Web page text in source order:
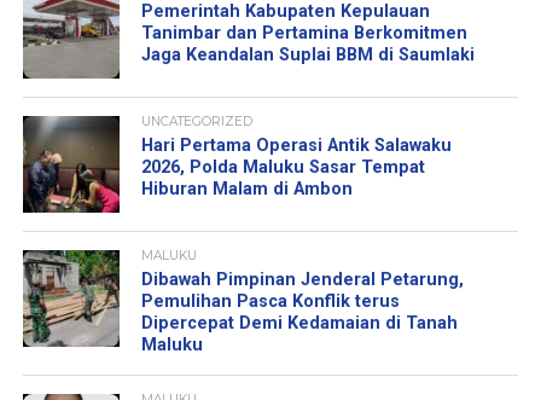
Pemerintah Kabupaten Kepulauan
Tanimbar dan Pertamina Berkomitmen
Jaga Keandalan Suplai BBM di Saumlaki
UNCATEGORIZED
Hari Pertama Operasi Antik Salawaku
2026, Polda Maluku Sasar Tempat
Hiburan Malam di Ambon
MALUKU
Dibawah Pimpinan Jenderal Petarung,
Pemulihan Pasca Konflik terus
Dipercepat Demi Kedamaian di Tanah
Maluku